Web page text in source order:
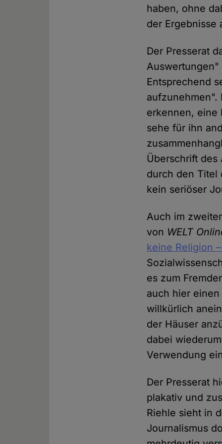
haben, ohne
der Ergebnisse
Der Presserat
Auswertungen"
Entsprechend
aufzunehmen".
erkennen, eine
sehe für ihn
Überschrift des
durch den Titel
kein seriöser
Auch im
von WELT
keine Religion
es zum
auch hier
willkürlich
der Häuser
dabei
Verwendung
Der Presserat
plakativ und
Riehle sieht in
Journalismus